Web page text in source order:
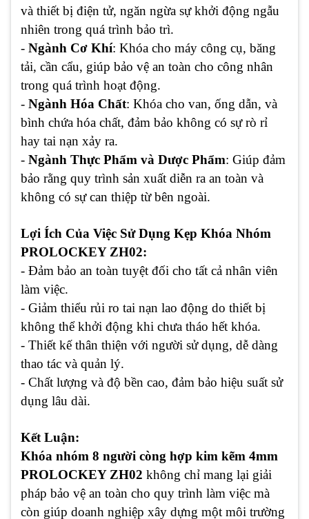
và thiết bị điện tử, ngăn ngừa sự khởi động ngẫu
nhiên trong quá trình bảo trì.
- Ngành Cơ Khí: Khóa cho máy công cụ, băng
tải, cần cẩu, giúp bảo vệ an toàn cho công nhân
trong quá trình hoạt động.
- Ngành Hóa Chất: Khóa cho van, ống dẫn, và
bình chứa hóa chất, đảm bảo không có sự rò rỉ
hay tai nạn xảy ra.
- Ngành Thực Phẩm và Dược Phẩm: Giúp đảm
bảo rằng quy trình sản xuất diễn ra an toàn và
không có sự can thiệp từ bên ngoài.
Lợi Ích Của Việc Sử Dụng Kẹp Khóa Nhóm
PROLOCKEY ZH02:
- Đảm bảo an toàn tuyệt đối cho tất cả nhân viên
làm việc.
- Giảm thiểu rủi ro tai nạn lao động do thiết bị
không thể khởi động khi chưa tháo hết khóa.
- Thiết kế thân thiện với người sử dụng, dễ dàng
thao tác và quản lý.
- Chất lượng và độ bền cao, đảm bảo hiệu suất sử
dụng lâu dài.
Kết Luận:
Khóa nhóm 8 người còng hợp kim kẽm 4mm
PROLOCKEY ZH02 không chỉ mang lại giải
pháp bảo vệ an toàn cho quy trình làm việc mà
còn giúp doanh nghiệp xây dựng một môi trường